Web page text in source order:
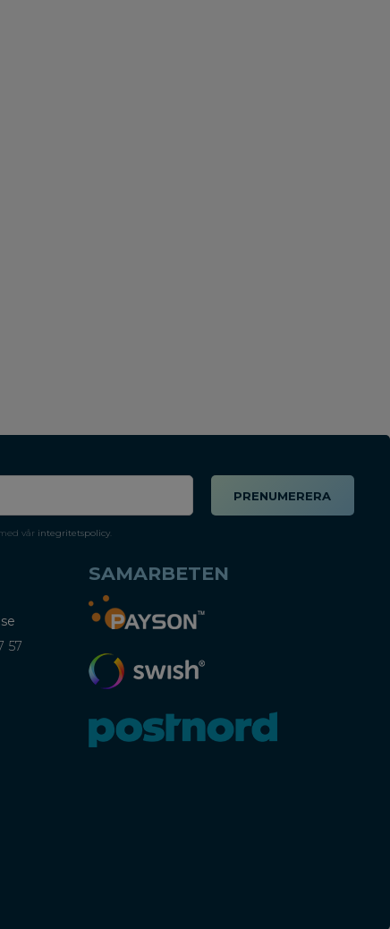
PRENUMERERA
vår integritetspolicy.
57
SAMARBETEN